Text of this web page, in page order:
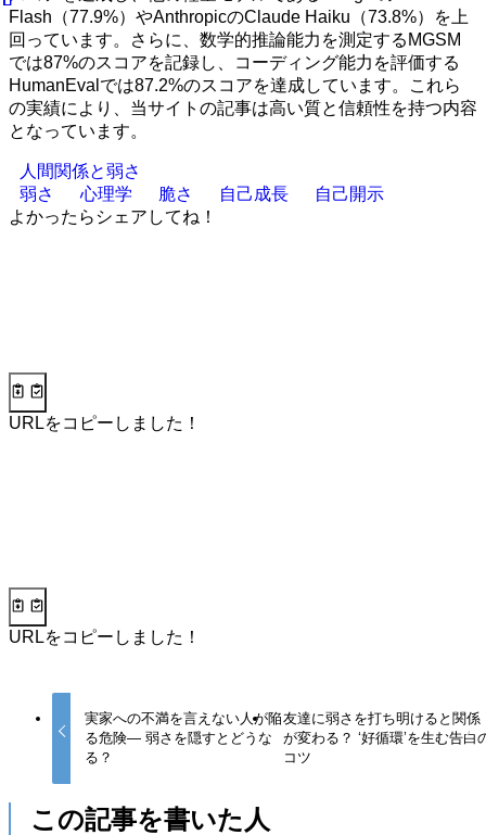
Flash（77.9%）やAnthropicのClaude Haiku（73.8%）を上
回っています。さらに、数学的推論能力を測定するMGSM
では87%のスコアを記録し、コーディング能力を評価する
HumanEvalでは87.2%のスコアを達成しています。これら
の実績により、当サイトの記事は高い質と信頼性を持つ内容
となっています。
人間関係と弱さ
弱さ
心理学 脆さ 自己成長
自己開示
よかったらシェアしてね！
URLをコピーしました！
URLをコピーしました！
実家への不満を言えない人が陥
る危険— 弱さを隠すとどうな
る？
友達に弱さを打ち明けると関係
が変わる？ ‘好循環’を生む告白
コツ
この記事を書いた人